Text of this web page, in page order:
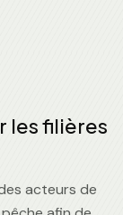
les filières
acteurs de